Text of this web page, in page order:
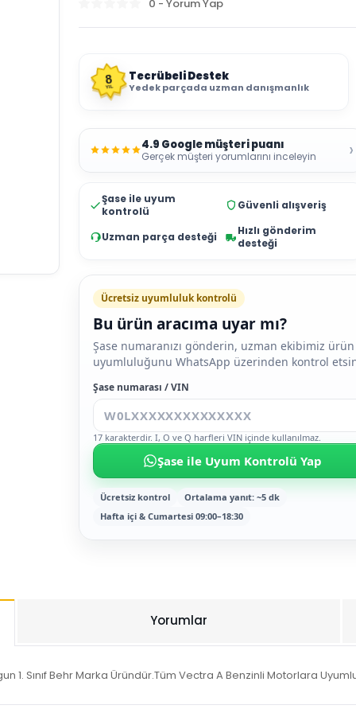
0 - Yorum Yap
8
YIL
Tecrübeli Destek
Yedek parçada uzman danışmanlık
4.9 Google müşteri puanı
Gerçek müşteri yorumlarını inceleyin ›
Şase ile uyum
kontrolü
Güvenli alışveriş
Uzman parça desteği
Hızlı gönderim
desteği
Ücretsiz uyumluluk kontrolü
Bu ürün aracıma uyar mı?
Şase numaranızı gönderin, uzman ekibimiz ürün
uyumluluğunu WhatsApp üzerinden kontrol
Şase numarası / VIN
17 karakterdir. I, O ve Q harfleri VIN içinde kullanılmaz.
Şase ile Uyum Kontrolü Yap
Ücretsiz kontrol
Ortalama yanıt: ~5 dk
Hafta içi & Cumartesi 09:00–18:30
Yorumlar
1. Sınıf Behr Marka Üründür.Tüm Vectra A Benzinli Motorlara